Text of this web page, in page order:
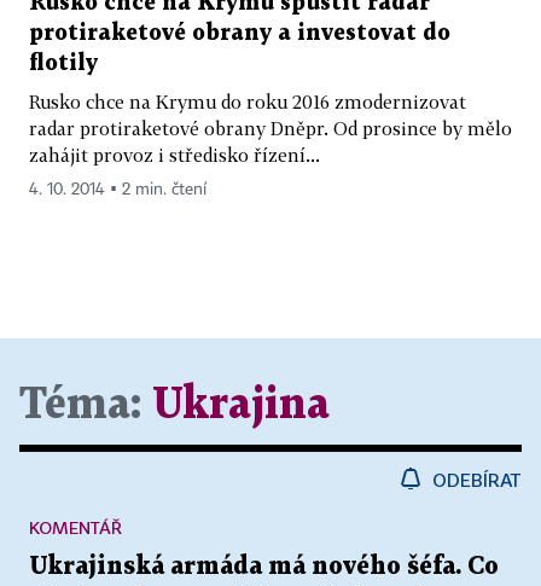
protiraketové obrany a investovat do
flotily
Rusko chce na Krymu do roku 2016 zmodernizovat
radar protiraketové obrany Dněpr. Od prosince by mělo
zahájit provoz i středisko řízení...
4. 10. 2014 ▪ 2 min. čtení
Téma: Ukrajina
ODEBÍRAT
Ukrajinská armáda má nového šéfa. Co
KOMENTÁŘ